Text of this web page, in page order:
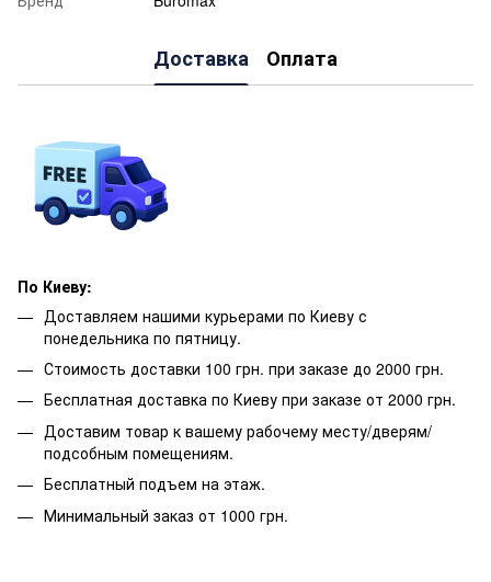
Доставка Оплата
По Киеву:
Доставляем нашими курьерами по Киеву с
понедельника по пятницу.
Стоимость доставки 100 грн. при заказе до 2000 грн.
Бесплатная доставка по Киеву при заказе от 2000 грн.
Доставим товар к вашему рабочему месту/дверям/
подсобным помещениям.
Бесплатный подъем на этаж.
Минимальный заказ от 1000 грн.